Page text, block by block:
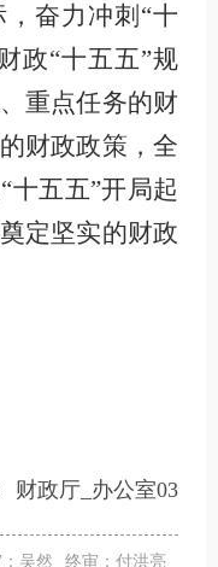
奋力冲刺 “十
政“十五五”规
重点任务的财
财政政策，全
十五五”开局起
定坚实的财政
财政厅_办公室03
吴然 终审：付洪亮